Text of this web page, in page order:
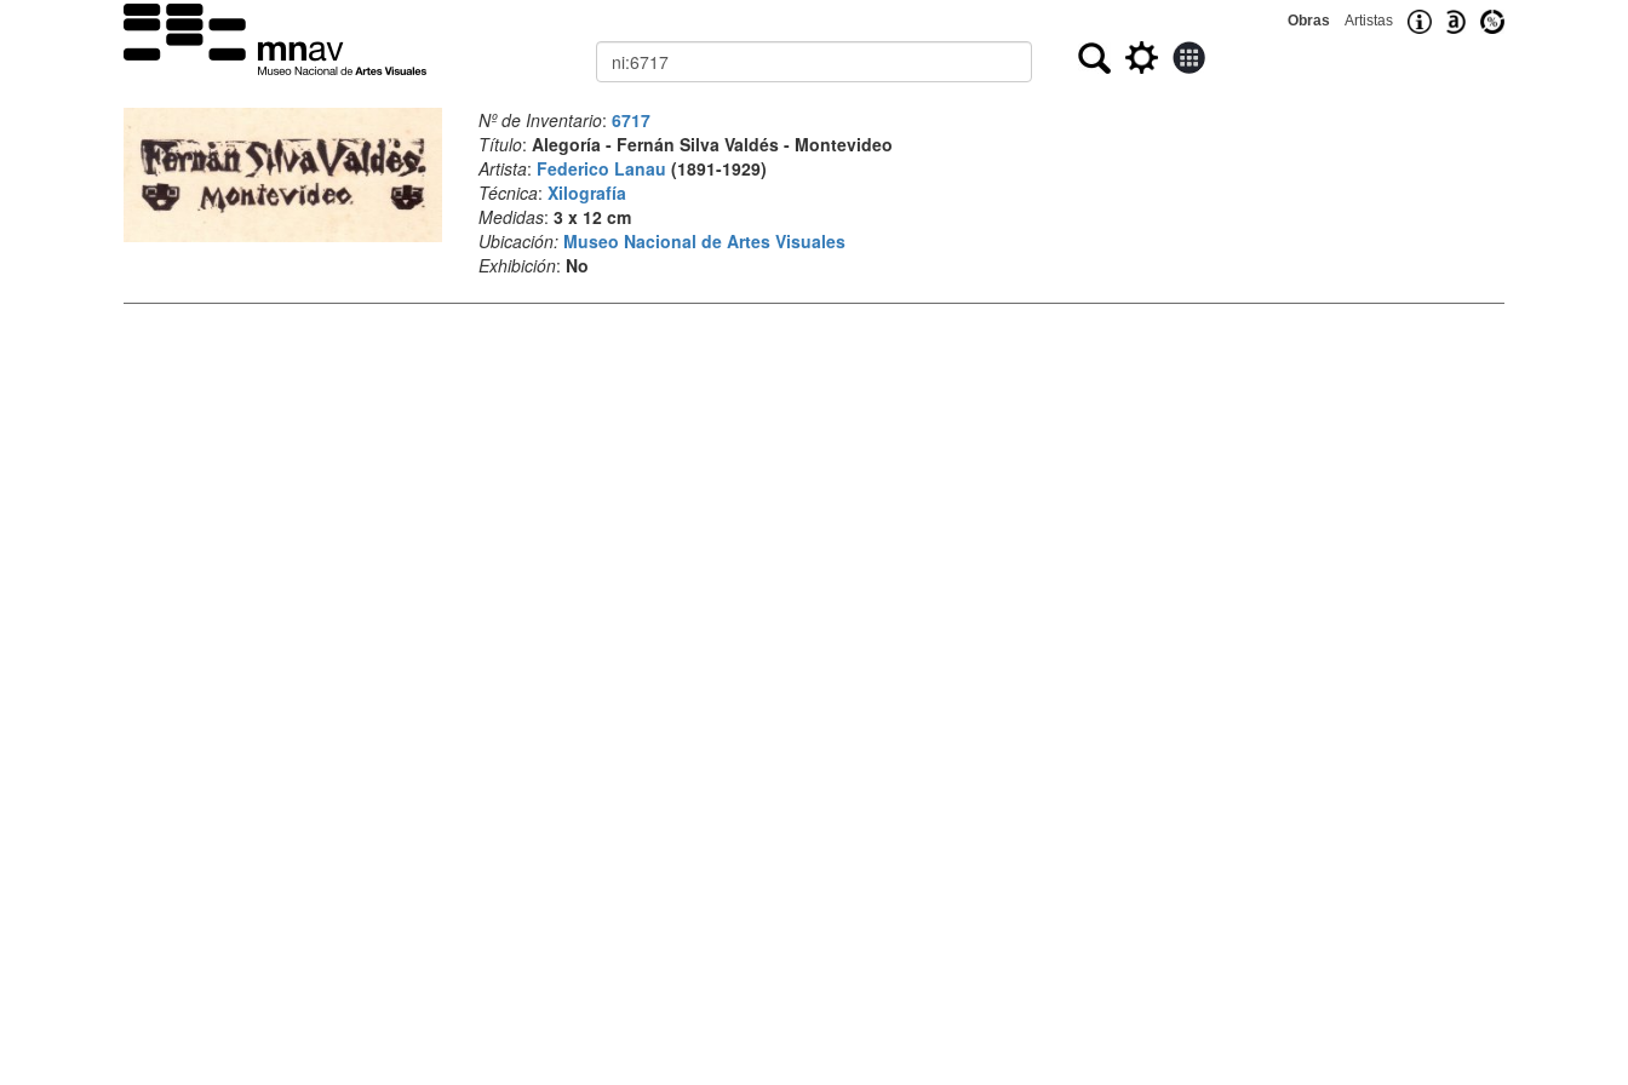
Obras Artistas
Buscar
Nº de Inventario: 6717
Título: Alegoría - Fernán Silva Valdés - Montevideo
Artista: Federico Lanau (1891-1929)
Técnica: Xilografía
Medidas: 3 x 12 cm
Ubicación: Museo Nacional de Artes Visuales
Exhibición: No